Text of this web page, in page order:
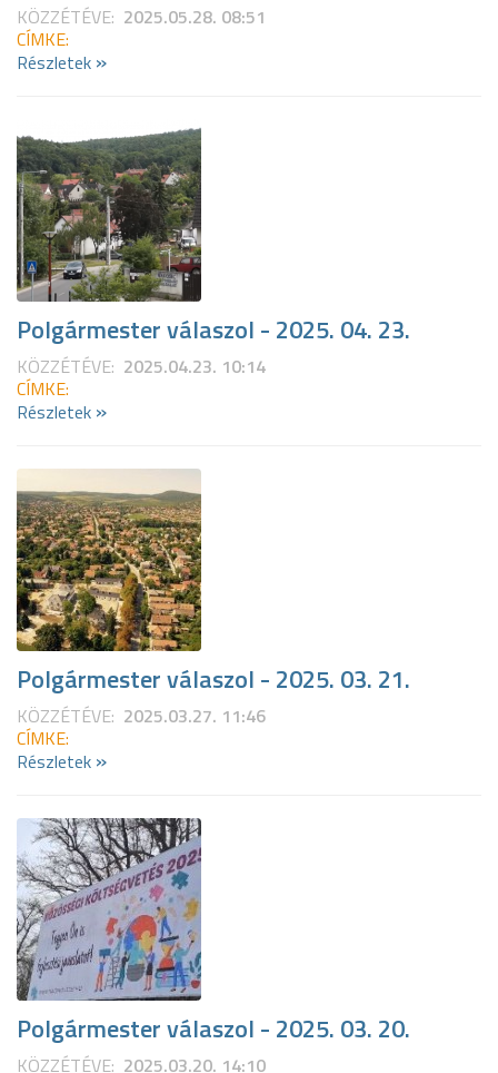
KÖZZÉTÉVE: 2025.05.28. 08:51
CÍMKE:
Részletek »
Polgármester válaszol - 2025. 04. 23.
KÖZZÉTÉVE: 2025.04.23. 10:14
CÍMKE:
Részletek »
Polgármester válaszol - 2025. 03. 21.
KÖZZÉTÉVE: 2025.03.27. 11:46
CÍMKE:
Részletek »
Polgármester válaszol - 2025. 03. 20.
KÖZZÉTÉVE: 2025.03.20. 14:10